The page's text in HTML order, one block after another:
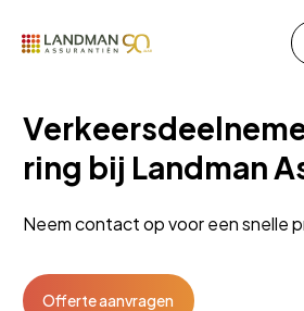
ring bij Landman
Neem contact op voor een snelle
Offerte aanvragen